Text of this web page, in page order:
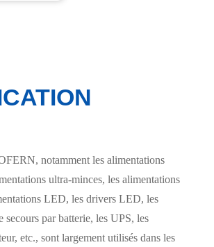
notamment les alimentations
ultra-minces, les alimentations
LED, les drivers LED, les
secours par batterie, les UPS, les
etc., sont largement utilisés dans les